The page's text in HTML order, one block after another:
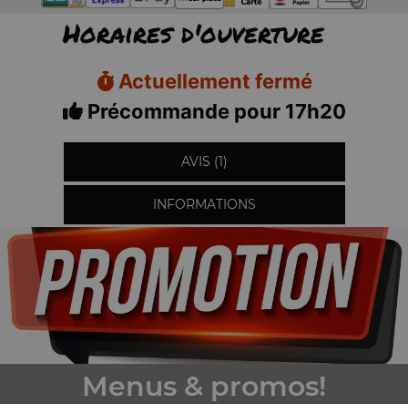
Horaires d'ouverture
Actuellement fermé
Précommande pour 17h20
AVIS (1)
INFORMATIONS
Menus & promos!